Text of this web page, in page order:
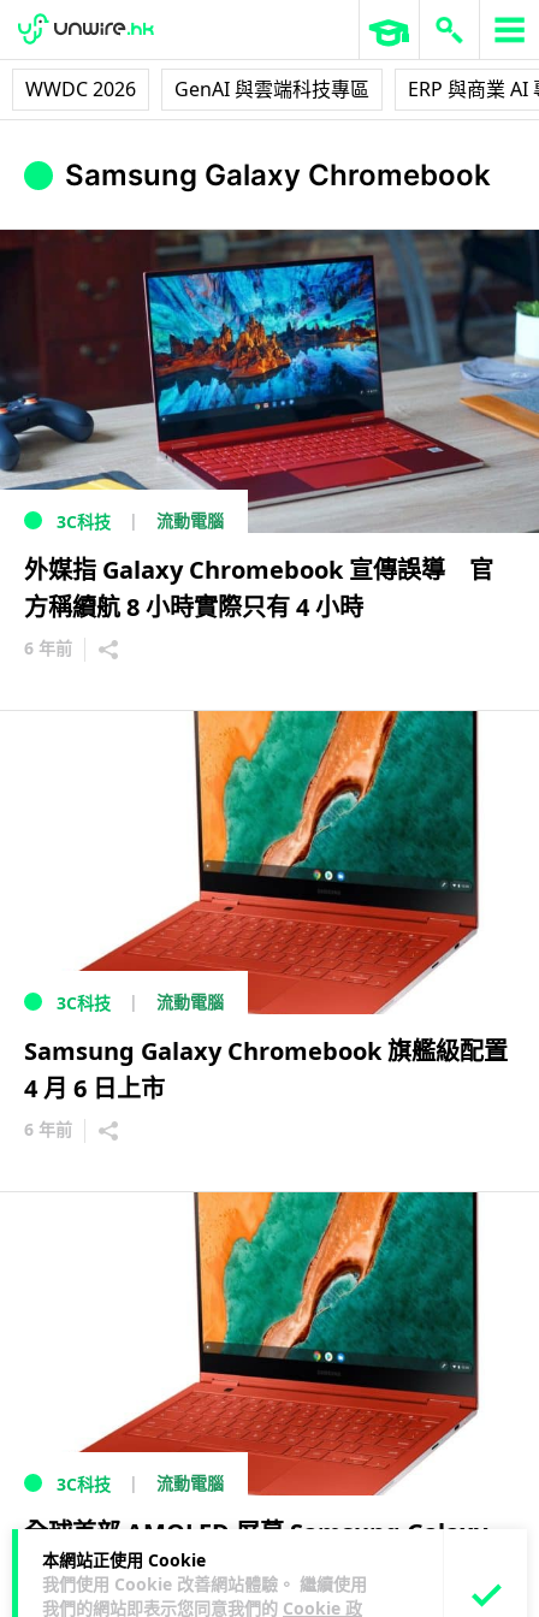
WWDC 2026 GenAI 與雲端科技專區 ERP 與商業 AI
本網站正使用 Cookie
我們使用 Cookie 改善網站體驗。 繼續使用
我們的網站即表示您同意我們的 Cookie 政
Samsung Galaxy Chromebook
3C科技 流動電腦
外媒指 Galaxy Chromebook 宣傳誤導 官
方稱續航 8 小時實際只有 4 小時
6 年前
3C科技 流動電腦
Samsung Galaxy Chromebook 旗艦級配置
4 月 6 日上市
6 年前
3C科技 流動電腦
全球首部 AMOLED 屏幕 Samsung Galaxy
Chromebook 規格超班
7 年前